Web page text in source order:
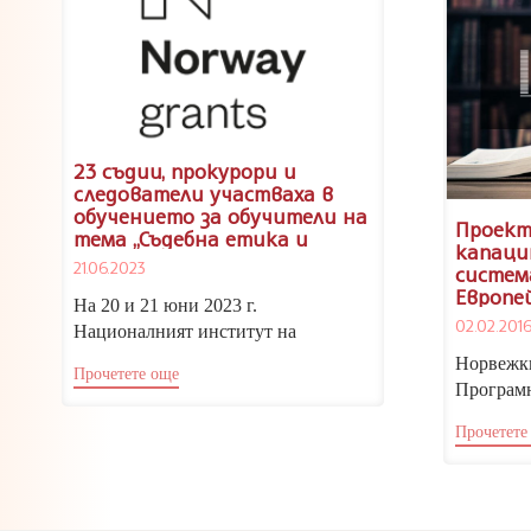
23 съдии, прокурори и
следователи участваха в
обучението за обучители на
тема „Съдебна етика и
интегритет“
21.06.2023
На 20 и 21 юни 2023 г.
Националният институт на
обучители...
Прочетете още
и
02.02.2016